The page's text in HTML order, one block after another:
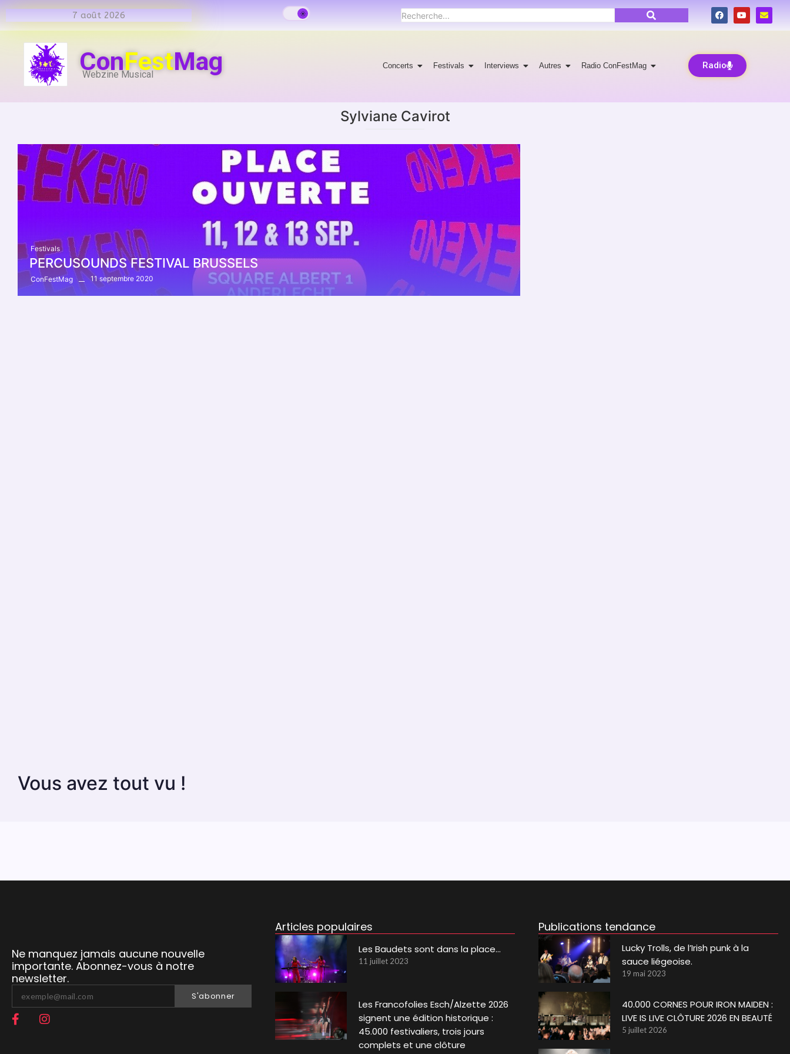
7 août 2026
ConFestMag
Webzine Musical
Concerts Festivals Interviews Autres Radio ConFestMag Radio
Sylviane Cavirot
Festivals
PERCUSOUNDS FESTIVAL BRUSSELS
ConFestMag 11 septembre 2020
Vous avez tout vu !
Ne manquez jamais aucune nouvelle
importante. Abonnez-vous à notre
newsletter.
S'abonner
Articles populaires
Les Baudets sont dans la place…
11 juillet 2023
Les Francofolies Esch/Alzette 2026
signent une édition historique :
45.000 festivaliers, trois jours
complets et une clôture
Publications tendance
Lucky Trolls, de l’Irish punk à la
sauce liégeoise.
19 mai 2023
40.000 CORNES POUR IRON MAIDEN :
LIVE IS LIVE CLÔTURE 2026 EN BEAUTÉ
5 juillet 2026